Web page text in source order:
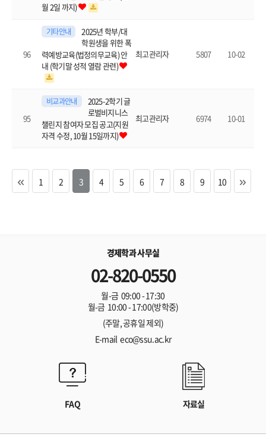
월 2일 까지)
96
기타안내
2025년 학부/대
학원생을 위한 폭
력예방교육(법정의무교육) 안
내 (학기말 성적 열람 관련)
최고관리자 5807 10-02
95
비교과안내
2025-2학기 글
로벌비지니스
챌린지 참여자 모집 공고(지원
자격 수정, 10월 15일까지)
최고관리자 6974 10-01
1 2 3 4 5 6 7 8 9 10
경제학과 사무실
02-820-0550
월-금 09:00 - 17:30
월-금 10:00 - 17:00(방학중)
(주말, 공휴일 제외)
E-mail eco@ssu.ac.kr
FAQ 자료실